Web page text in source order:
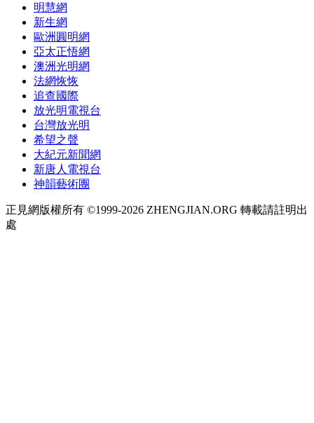
明慧網
新生網
歐洲圓明網
亞太正悟網
澳洲光明網
法網恢恢
追查國際
放光明電視台
台灣放光明
希望之聲
大紀元新聞網
新唐人電視台
神韻藝術團
正見網版權所有 ©1999-2026 ZHENGJIAN.ORG 轉載請註明出
處